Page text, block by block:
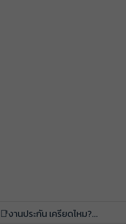
งานประกัน เครียดไหม?...